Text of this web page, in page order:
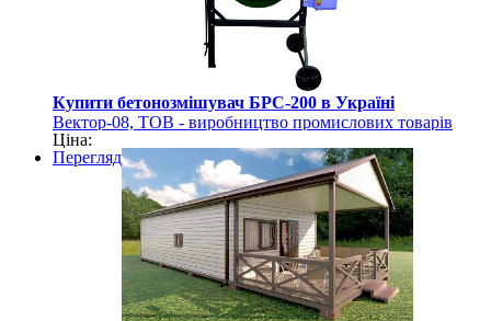
Купити бетонозмішувач БРС-200 в Україні
Вектор-08, ТОВ - виробництво промислових товарів
Ціна:
Перегляд